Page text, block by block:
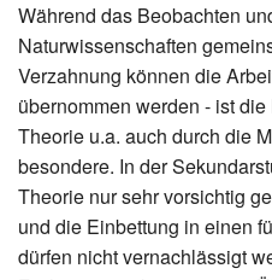
Während das Beobachten
Naturwissenschaften
Verzahnung können die
übernommen werden - ist
Theorie u.a. auch durch die
besondere. In der
Theorie nur sehr vorsichtig
und die Einbettung in einen
dürfen nicht vernachlässigt